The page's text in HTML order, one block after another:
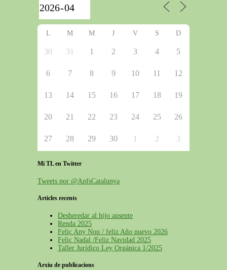
L M M J V S D
30 31 1 2 3 4 5
6 7 8 9 10 11 12
13 14 15 16 17 18 19
20 21 22 23 24 25 26
27 28 29 30 1 2 3
Mi TL en Twitter
Tweets por @ApfsCatalunya
Articles recents
Desheredar al hijo ausente
Renda 2025
Feliç Any Nou / feliz Año nuevo 2026
Feliç Nadal /Feliz Navidad 2025
Taller Jurídico Ley Orgánica 1/2025
Arxiu de publicacions